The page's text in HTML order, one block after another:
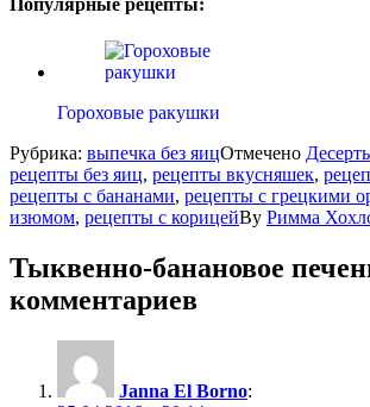
Популярные рецепты:
Гороховые ракушки
Рубрика: выпечка без яицОтмечено
рецепты без яиц, рецепты вкусняшек,
рецепты с бананами, рецепты с грецкими
изюмом, рецепты с корицейBy Римма
Тыквенно-банановое
комментариев
Janna El Borno: